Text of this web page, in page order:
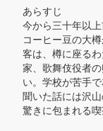
あらすじ
今から三十年以
コーヒー豆の大
客は、樽に座る
家、歌舞伎役者
い。学校が苦手
聞いた話には沢
驚きに包まれる喫